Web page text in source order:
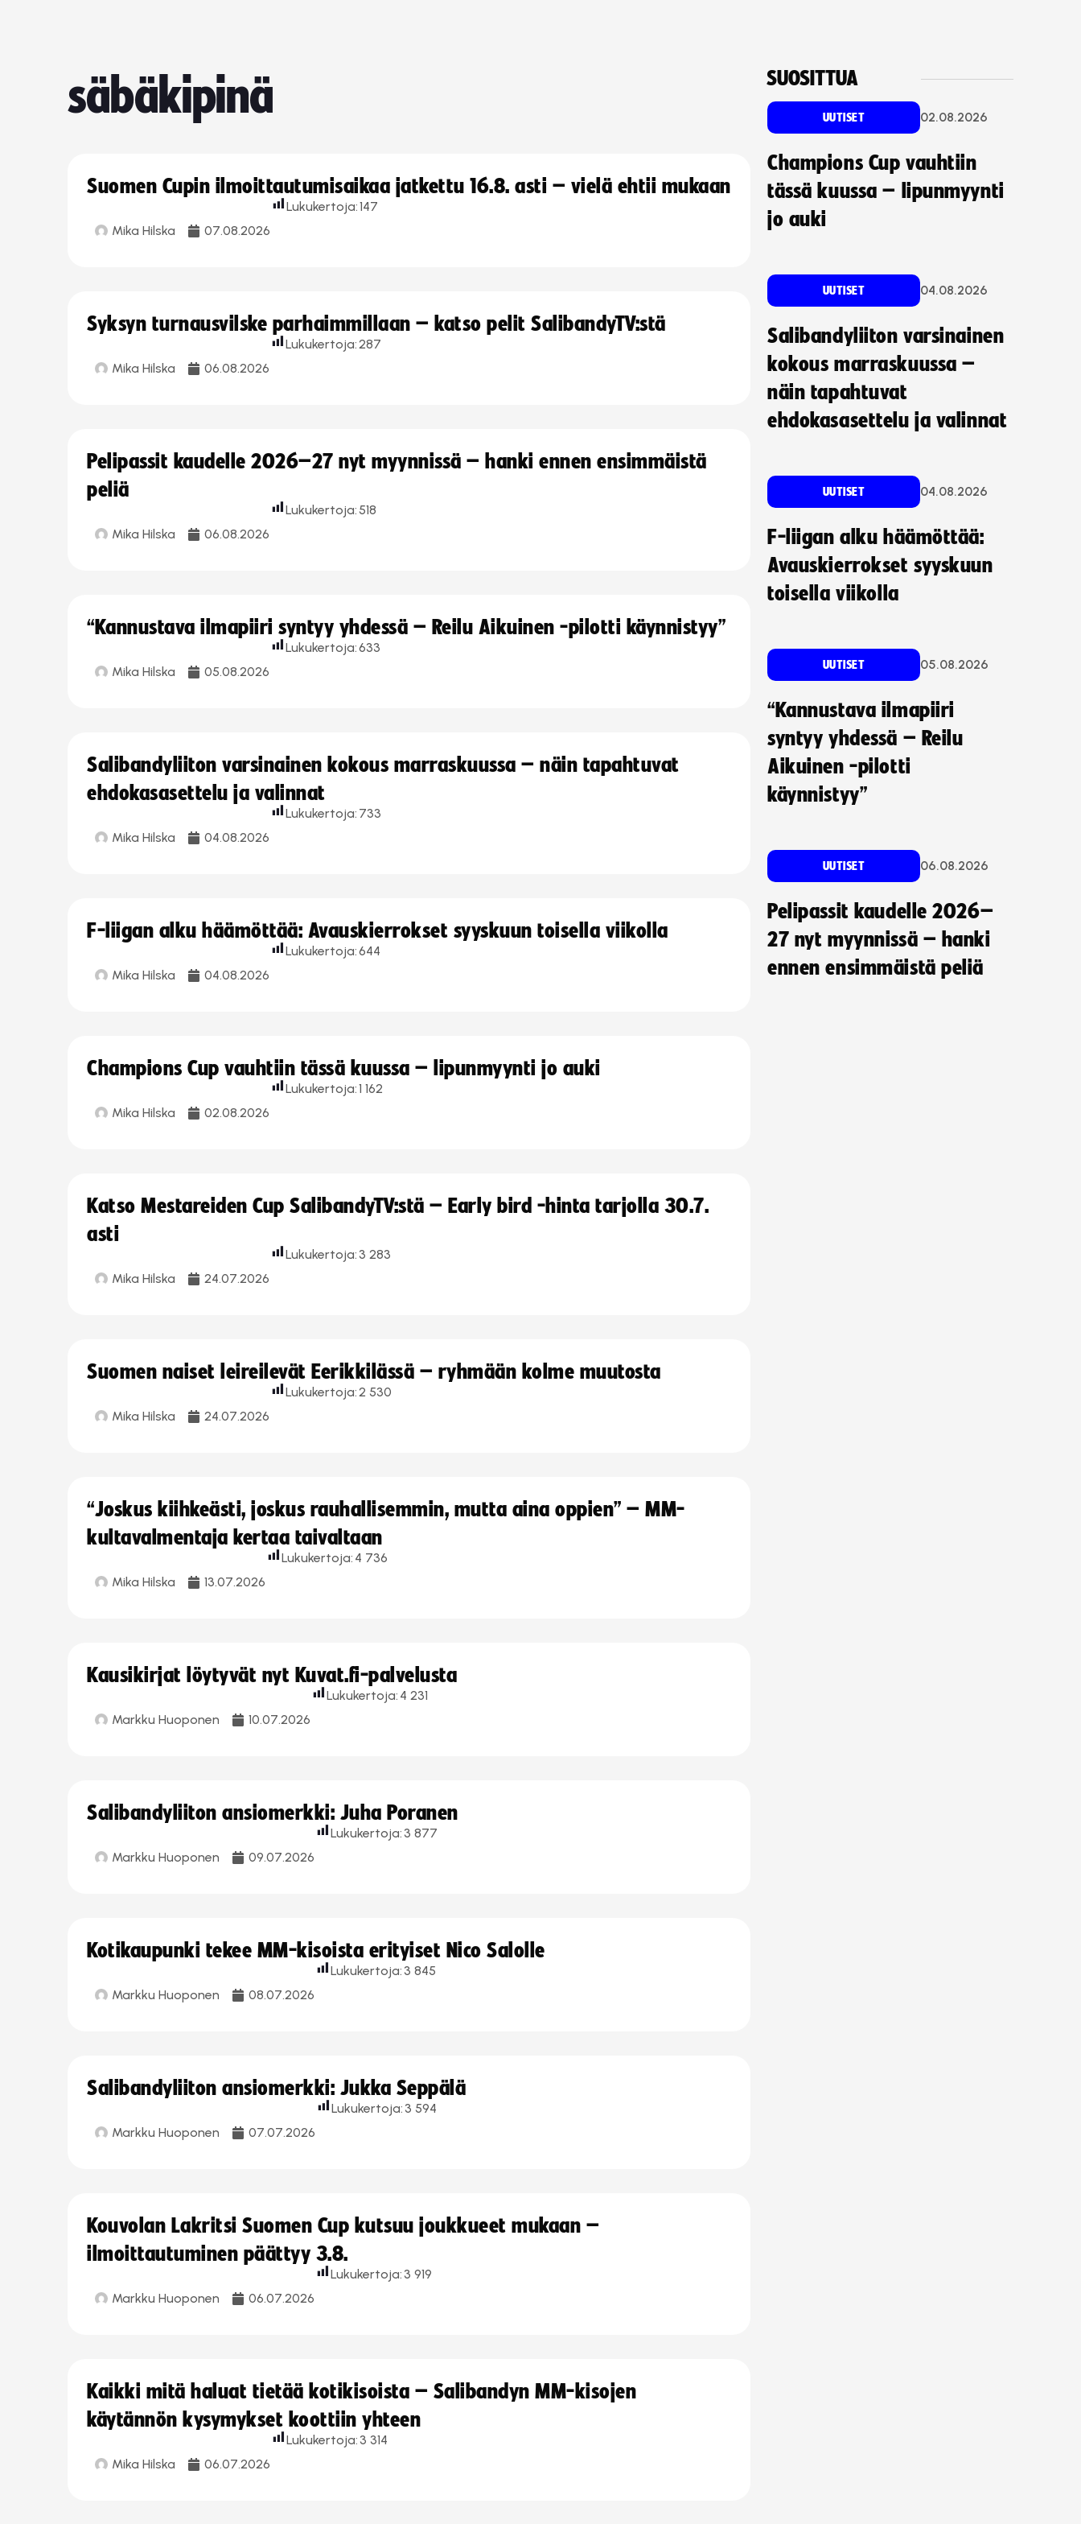
säbäkipinä
Suomen Cupin ilmoittautumisaikaa jatkettu 16.8. asti – vielä ehtii mukaan
Mika Hilska 07.08.2026
Lukukertoja:147
Syksyn turnausvilske parhaimmillaan – katso pelit SalibandyTV:stä
Mika Hilska 06.08.2026
Lukukertoja:287
Pelipassit kaudelle 2026–27 nyt myynnissä – hanki ennen ensimmäistä
peliä
Mika Hilska 06.08.2026
Lukukertoja: 518
“Kannustava ilmapiiri syntyy yhdessä – Reilu Aikuinen -pilotti käynnistyy”
Mika Hilska 05.08.2026
Lukukertoja:633
Salibandyliiton varsinainen kokous marraskuussa – näin tapahtuvat
ehdokasasettelu ja valinnat
Mika Hilska 04.08.2026
Lukukertoja: 733
F-liigan alku häämöttää: Avauskierrokset syyskuun toisella viikolla
Mika Hilska 04.08.2026
Lukukertoja:644
Champions Cup vauhtiin tässä kuussa – lipunmyynti jo auki
Mika Hilska 02.08.2026
Lukukertoja:1 162
Katso Mestareiden Cup SalibandyTV:stä – Early bird -hinta tarjolla 30.7.
asti
Mika Hilska 24.07.2026
Lukukertoja: 3 283
Suomen naiset leireilevät Eerikkilässä – ryhmään kolme muutosta
Mika Hilska 24.07.2026
Lukukertoja:2 530
“Joskus kiihkeästi, joskus rauhallisemmin, mutta aina oppien” – MM-
kultavalmentaja kertaa taivaltaan
Mika Hilska 13.07.2026
Lukukertoja: 4 736
Kausikirjat löytyvät nyt Kuvat.fi-palvelusta
Markku Huoponen 10.07.2026
Lukukertoja: 4 231
Salibandyliiton ansiomerkki: Juha Poranen
Markku Huoponen 09.07.2026
Lukukertoja: 3 877
Kotikaupunki tekee MM-kisoista erityiset Nico Salolle
Markku Huoponen 08.07.2026
Lukukertoja: 3 845
Salibandyliiton ansiomerkki: Jukka Seppälä
Markku Huoponen 07.07.2026
Lukukertoja: 3 594
Kouvolan Lakritsi Suomen Cup kutsuu joukkueet mukaan –
ilmoittautuminen päättyy 3.8.
Markku Huoponen 06.07.2026
Lukukertoja: 3 919
Kaikki mitä haluat tietää kotikisoista – Salibandyn MM-kisojen
käytännön kysymykset koottiin yhteen
Mika Hilska 06.07.2026
Lukukertoja: 3 314
SUOSITTUA
UUTISET 02.08.2026
Champions Cup vauhtiin
tässä kuussa – lipunmyynti
jo auki
UUTISET 04.08.2026
Salibandyliiton varsinainen
kokous marraskuussa –
näin tapahtuvat
ehdokasasettelu ja valinnat
UUTISET 04.08.2026
F-liigan alku häämöttää:
Avauskierrokset syyskuun
toisella viikolla
UUTISET 05.08.2026
“Kannustava ilmapiiri
syntyy yhdessä – Reilu
Aikuinen -pilotti
käynnistyy”
UUTISET 06.08.2026
Pelipassit kaudelle 2026–
27 nyt myynnissä – hanki
ennen ensimmäistä peliä